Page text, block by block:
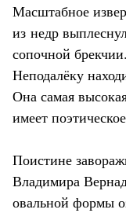
Масштабное
из недр
сопочной брекчии.
Неподалёку
Она самая
имеет
Поистине
Владимира
овальной формы